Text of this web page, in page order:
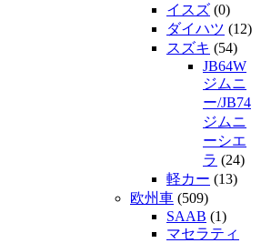
イスズ (0)
ダイハツ (12)
スズキ (54)
JB64W
ジムニ
ー/JB74
ジムニ
ーシエ
ラ (24)
軽カー (13)
欧州車 (509)
SAAB (1)
マセラティ